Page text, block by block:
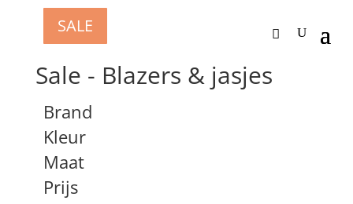
Sale - Blazers & jasjes
Brand
Kleur
Maat
Prijs
SALE
SALE
SALE
SALE
SALE
SALE
SALE
SALE
SALE
SALE
SALE
SALE
SALE
SALE
SALE
SALE